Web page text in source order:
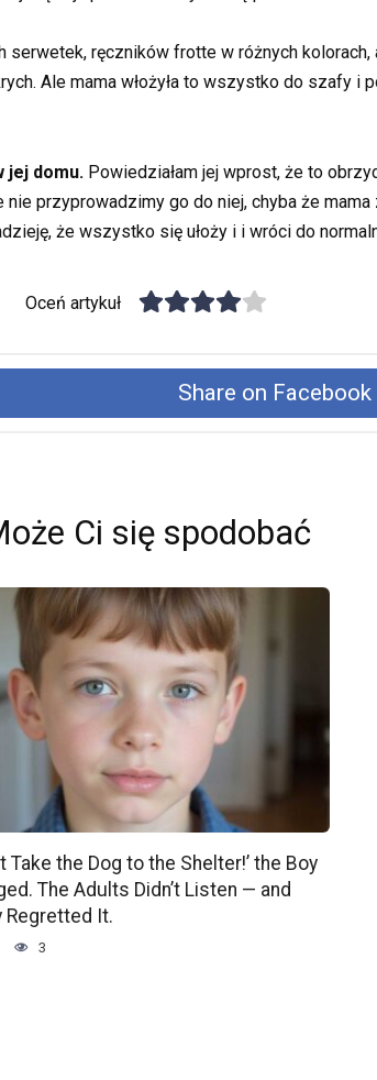
ręczników frotte w różnych kolorach,
Ale mama włożyła to wszystko do szafy i
jej domu. Powiedziałam jej wprost, że to
przyprowadzimy go do niej, chyba że
że wszystko się ułoży i i wróci do
Oceń artykuł
Share on Facebook
Ci się spodobać
Take the Dog to the Shelter!’ the Boy
The Adults Didn’t Listen — and
Regretted It.
3